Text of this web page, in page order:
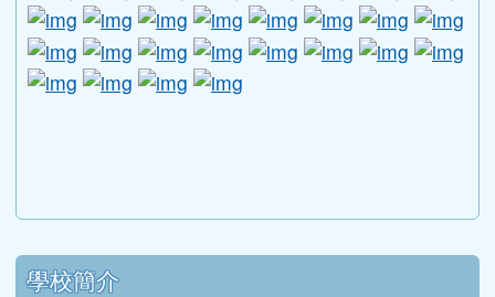
link to http://1950.tycg.gov.tw/ \
link to http://www.e-quit.org/ \
link to http://www.hpa.gov.tw/
link to http://link to http://goo.gl/
link to http://
link to
link to http://www.2017twccprcescr.tw/
link to http://http://ifi.immigration.gov.tw/
link to https://i.win.org.tw/iWIN/
link to https://
link to http://link to https://
link to https://
link to
link to
link to https://dep.mohw.gov.tw/DOMHAOH/lp-3560-
link to https://dep.mohw.gov.tw/DOMHAOH/cp-
link to http://sgcc.tyc.edu.tw/tycsgcc/ \
link to =\ https://learning.swcb.gov.tw/
link to http://
左邊區域內容
學校簡介